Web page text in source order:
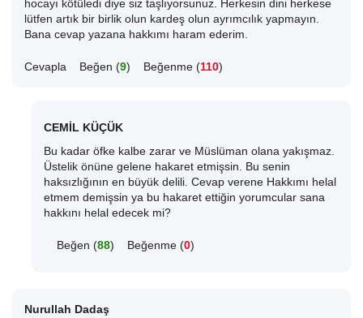
hocayı kötüledi diye siz taşlıyorsunuz. Herkesin dini herkese
lütfen artık bir birlik olun kardeş olun ayrımcılık yapmayın.
Bana cevap yazana hakkımı haram ederim.
Cevapla Beğen (9) Beğenme (110)
CEMİL KÜÇÜK
Bu kadar öfke kalbe zarar ve Müslüman olana yakışmaz.
Üstelik önüne gelene hakaret etmişsin. Bu senin
haksızlığının en büyük delili. Cevap verene Hakkımı helal
etmem demişsin ya bu hakaret ettiğin yorumcular sana
hakkını helal edecek mi?
Beğen (88) Beğenme (0)
Nurullah Dadaş